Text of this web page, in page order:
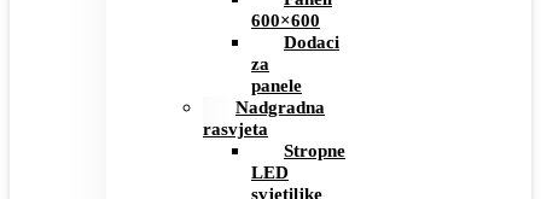
600×600
Dodaci
za
panele
Nadgradna
rasvjeta
Stropne
LED
svjetiljke